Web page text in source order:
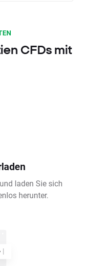
CFDs mit
laden Sie sich
herunter.